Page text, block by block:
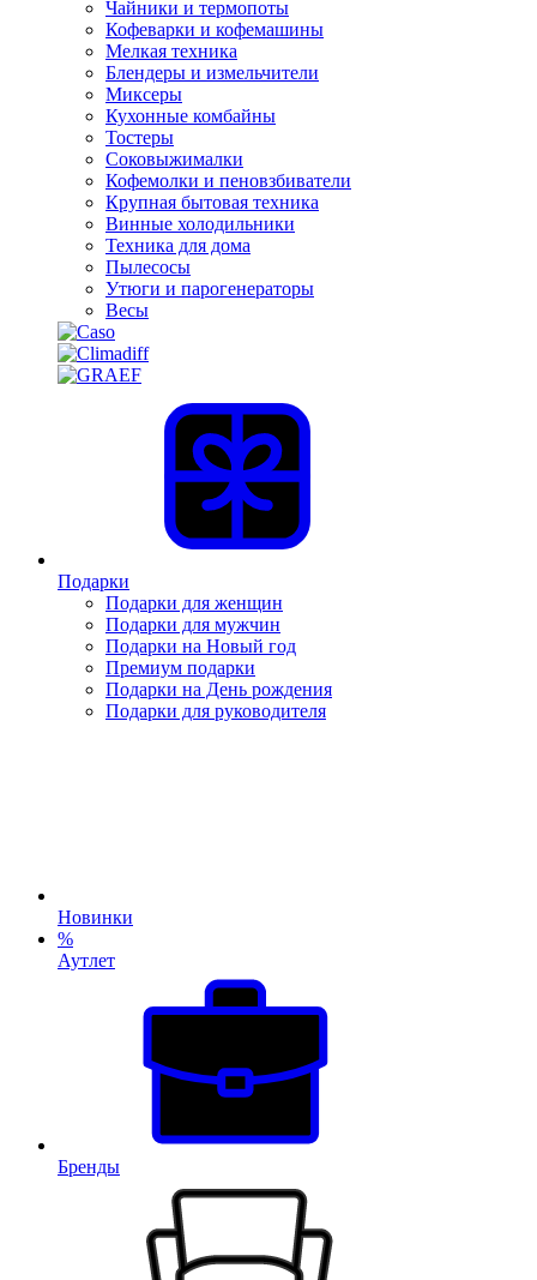
Чайники и термопоты
Кофеварки и кофемашины
Мелкая техника
Блендеры и измельчители
Миксеры
Кухонные комбайны
Тостеры
Соковыжималки
Кофемолки и пеновзбиватели
Крупная бытовая техника
Винные холодильники
Техника для дома
Пылесосы
Утюги и парогенераторы
Весы
Подарки
Подарки для женщин
Подарки для мужчин
Подарки на Новый год
Премиум подарки
Подарки на День рождения
Подарки для руководителя
Новинки
%
Аутлет
Бренды